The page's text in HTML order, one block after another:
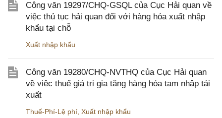
Công văn 19297/CHQ-GSQL của Cục Hải quan về
việc thủ tục hải quan đối với hàng hóa xuất nhập
khẩu tại chỗ
Xuất nhập khẩu
Công văn 19280/CHQ-NVTHQ của Cục Hải quan
về việc thuế giá trị gia tăng hàng hóa tạm nhập tái
xuất
Thuế-Phí-Lệ phí Xuất nhập khẩu